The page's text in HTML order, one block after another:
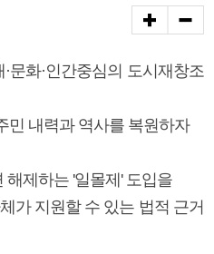
문화·인간중심의 도시재창조
민 내력과 역사를 복원하자
해제하는 '일몰제' 도입을
가 지원할 수 있는 법적 근거